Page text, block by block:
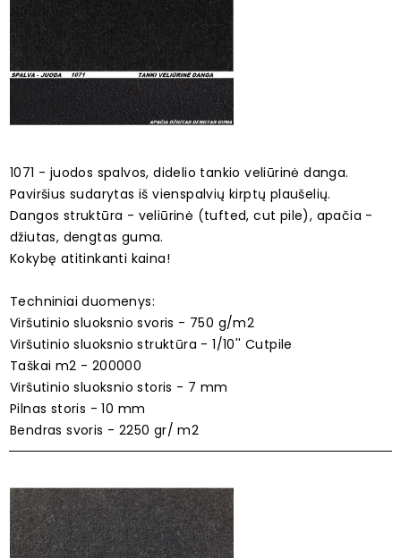
1071 - juodos spalvos, didelio tankio veliūrinė danga.
Paviršius sudarytas iš vienspalvių kirptų plaušelių.
Dangos struktūra - veliūrinė (tufted, cut pile), apačia -
džiutas, dengtas guma.
Kokybę atitinkanti kaina!
Techniniai duomenys:
Viršutinio sluoksnio svoris - 750 g/m2
Viršutinio sluoksnio struktūra - 1/10'' Cutpile
Taškai m2 - 200000
Viršutinio sluoksnio storis - 7 mm
Pilnas storis - 10 mm
Bendras svoris - 2250 gr/ m2